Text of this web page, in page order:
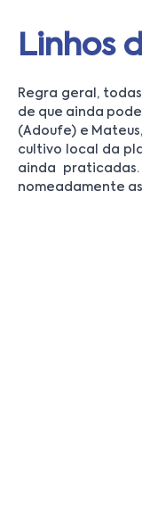
Linhos
Regra geral,
de que ainda
(Adoufe) e
cultivo local da
ainda
nomeadamente